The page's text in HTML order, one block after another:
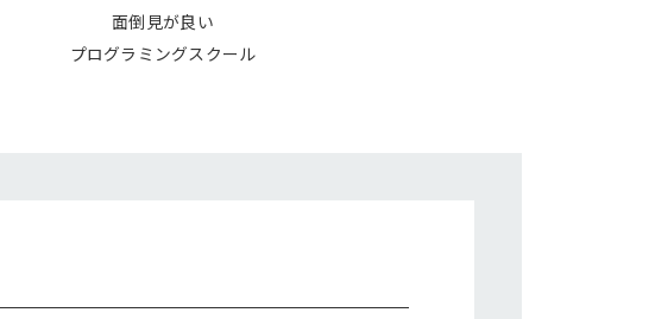
面倒見が良い
プログラミングスクール